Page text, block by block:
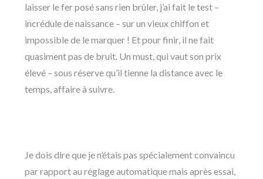
laisser le fer posé sans rien brûler, j’ai fait le test –
incrédule de naissance – sur un vieux chiffon et
impossible de le marquer ! Et pour finir, il ne fait
quasiment pas de bruit. Un must, qui vaut son prix
élevé – sous réserve qu’il tienne la distance avec le
temps, affaire à suivre.
Je dois dire que je n’étais pas spécialement convaincu
par rapport au réglage automatique mais après essai,